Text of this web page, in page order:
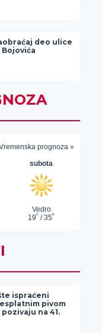
deo ulice
ispraćeni
pivom
na 41.